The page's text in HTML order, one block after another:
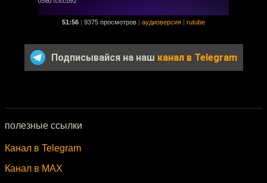
51:56 9375 просмотров аудиоверсия rutube
Подписывайся на наш канал в Telegram
полезные ссылки
Канал в Telegram
Канал в MAX